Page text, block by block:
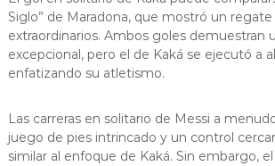
Siglo” de Maradona, que mostró un regate
extraordinarios. Ambos goles demuestran
excepcional, pero el de Kaká se ejecutó a
enfatizando su atletismo.
Las carreras en solitario de Messi a
juego de pies intrincado y un control
similar al enfoque de Kaká. Sin embargo,